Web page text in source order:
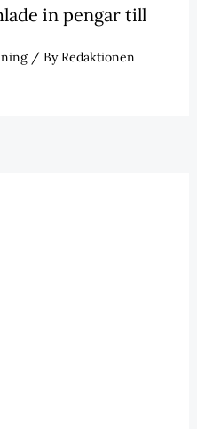
in pengar till
/ ByRedaktionen